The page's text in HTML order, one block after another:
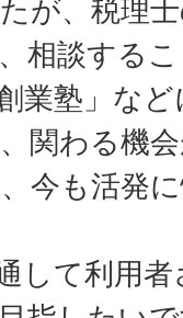
が、税理
相談する
業塾」な
関わる機
今も活発
して利用